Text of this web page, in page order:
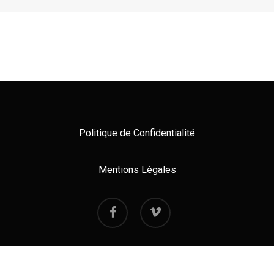
Politique de Confidentialité
Mentions Légales
facebook vimeo